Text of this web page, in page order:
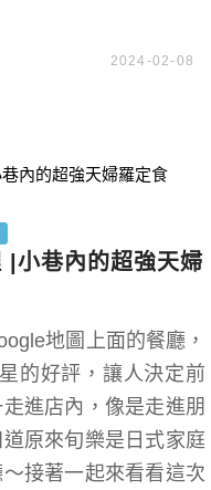
2024-02-08
|小巷內的超強天婦
地圖上面的餐廳，
的好評，讓人決定前
進店內，像是走進朋
原來旬樂是日式家庭
接著一起來看看這次